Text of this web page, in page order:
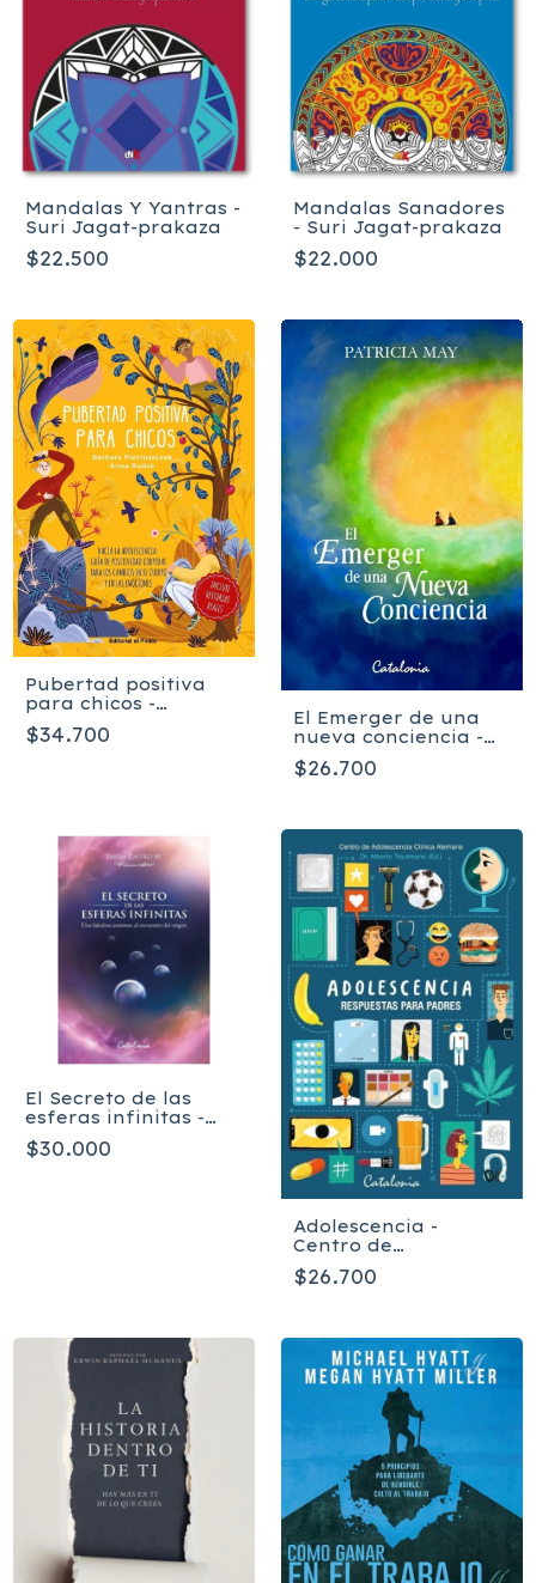
Mandalas Y Yantras -
Suri Jagat-prakaza
$22.500
Mandalas Sanadores
- Suri Jagat-prakaza
$22.000
Pubertad positiva
para chicos -
Bárbara Pietruszczak
$34.700
El Emerger de una
nueva conciencia -
PATRICIA MAY
$26.700
El Secreto de las
esferas infinitas -
Fresia Castro Moreno
$30.000
Adolescencia -
Centro de
Adolescencia Clínica
Alemana
$26.700